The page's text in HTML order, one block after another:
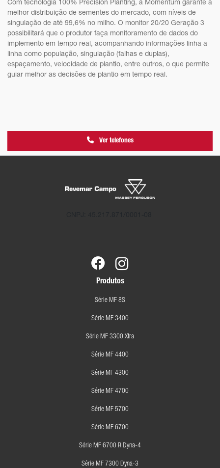
Com tecnologia 100% Precision Planting, a Momentum garante a
melhor distribuição de sementes do mercado, com níveis de
singulação de até 99,6% no milho. O monitor 20/20 Geração 3
possibilitará que o produtor faça monitoramento de dados do
implemento em tempo real, acompanhando informações linha a
linha como população, singulação (falhas e duplas),
espaçamento, velocidade de plantio, entre outros, o que permite
guiar melhor as decisões de plantio em tempo real.
Ver telefones
Produtos
Série MF 8S
Série MF 3400
Série MF 3300 Xtra
Série MF 4400
Série MF 4300
Série MF 4700
Série MF 5700
Série MF 6700
Série MF 6700 R Dyna-4
Série MF 7300 Dyna-3